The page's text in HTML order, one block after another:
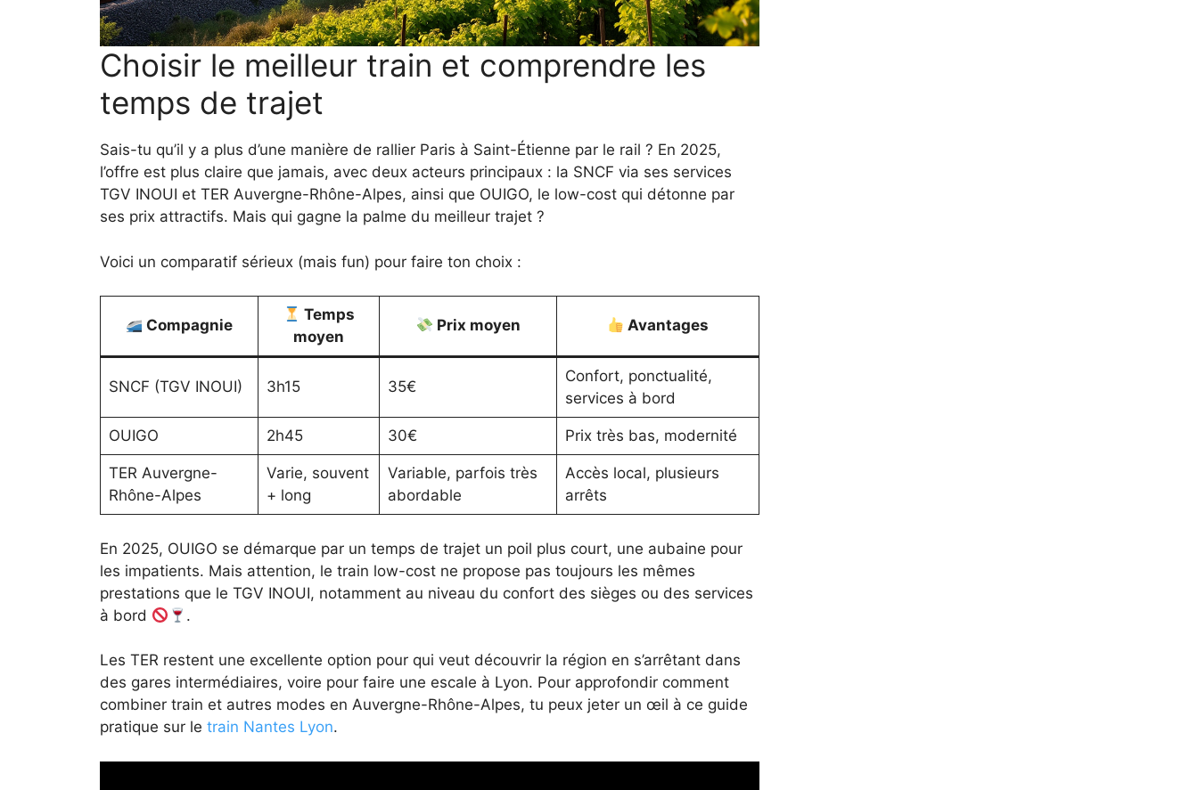
Choisir le meilleur train et comprendre les
temps de trajet
Sais-tu qu’il y a plus d’une manière de rallier Paris à Saint-Étienne par le rail ? En 2025,
l’offre est plus claire que jamais, avec deux acteurs principaux : la SNCF via ses services
TGV INOUI et TER Auvergne-Rhône-Alpes, ainsi que OUIGO, le low-cost qui détonne par
ses prix attractifs. Mais qui gagne la palme du meilleur trajet ?
Voici un comparatif sérieux (mais fun) pour faire ton choix :
Compagnie
Temps
moyen
Prix moyen Avantages
SNCF (TGV INOUI) 3h15 35€
Confort, ponctualité,
services à bord
OUIGO 2h45 30€ Prix très bas, modernité
TER Auvergne-
Rhône-Alpes
Varie, souvent
+ long
Variable, parfois très
abordable
Accès local, plusieurs
arrêts
En 2025, OUIGO se démarque par un temps de trajet un poil plus court, une aubaine pour
les impatients. Mais attention, le train low-cost ne propose pas toujours les mêmes
prestations que le TGV INOUI, notamment au niveau du confort des sièges ou des services
à bord
.
Les TER restent une excellente option pour qui veut découvrir la région en s’arrêtant dans
des gares intermédiaires, voire pour faire une escale à Lyon. Pour approfondir comment
combiner train et autres modes en Auvergne-Rhône-Alpes, tu peux jeter un œil à ce guide
pratique sur le train Nantes Lyon.